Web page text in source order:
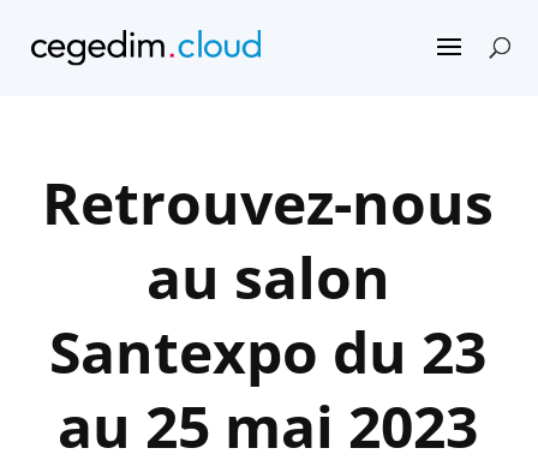
Retrouvez-nous
au salon
Santexpo du 23
au 25 mai 2023